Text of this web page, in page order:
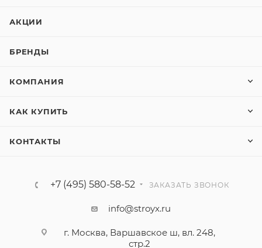
АКЦИИ
БРЕНДЫ
КОМПАНИЯ
КАК КУПИТЬ
КОНТАКТЫ
+7 (495) 580-58-52 ЗАКАЗАТЬ ЗВОНОК
info@stroyx.ru
г. Москва, Варшавское ш, вл. 248,
стр.2